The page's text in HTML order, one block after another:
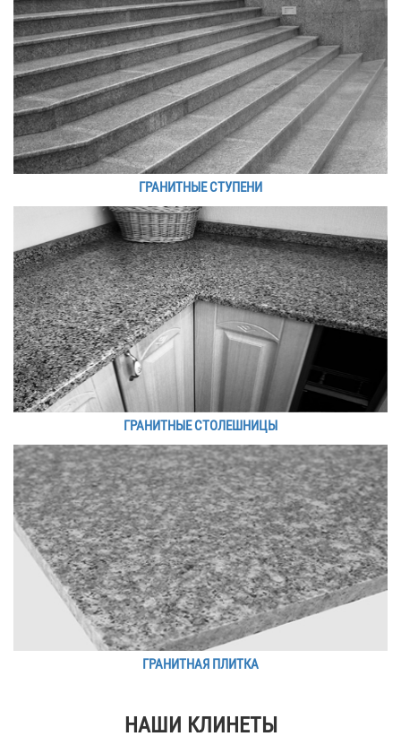
ГРАНИТНЫЕ СТУПЕНИ
ГРАНИТНЫЕ СТОЛЕШНИЦЫ
ГРАНИТНАЯ ПЛИТКА
НАШИ КЛИНЕТЫ